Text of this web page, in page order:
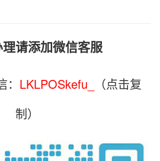
请添加微信客服
LKLPOSkefu_
（点击复
制）